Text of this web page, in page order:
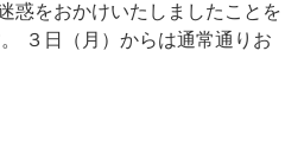
惑をおかけいたしましたことを
３日（月）からは通常通りお